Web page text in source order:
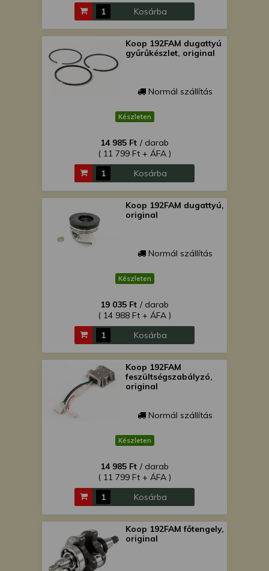
Kosárba
Koop 192FAM dugattyú
gyűrűkészlet, original
Normál szállítás
Készleten
14 985 Ft / darab
( 11 799 Ft + ÁFA )
Kosárba
Koop 192FAM dugattyú,
original
Normál szállítás
Készleten
19 035 Ft / darab
( 14 988 Ft + ÁFA )
Kosárba
Koop 192FAM
feszültségszabályzó,
original
Normál szállítás
Készleten
14 985 Ft / darab
( 11 799 Ft + ÁFA )
Kosárba
Koop 192FAM főtengely,
original